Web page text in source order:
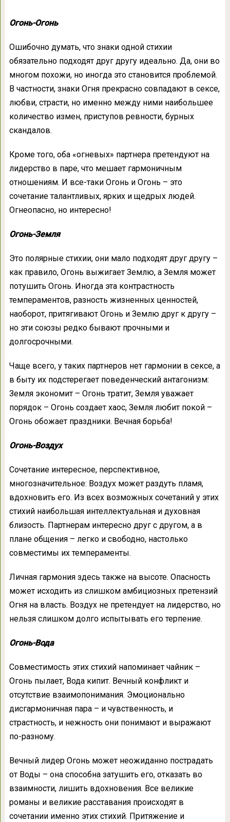
Огонь-Огонь
Ошибочно думать, что знаки одной стихии
обязательно подходят друг другу идеально. Да, они во
многом похожи, но иногда это становится проблемой.
В частности, знаки Огня прекрасно совпадают в сексе,
любви, страсти, но именно между ними наибольшее
количество измен, приступов ревности, бурных
скандалов.
Кроме того, оба «огневых» партнера претендуют на
лидерство в паре, что мешает гармоничным
отношениям. И все-таки Огонь и Огонь – это
сочетание талантливых, ярких и щедрых людей.
Огнеопасно, но интересно!
Огонь-Земля
Это полярные стихии, они мало подходят друг другу –
как правило, Огонь выжигает Землю, а Земля может
потушить Огонь. Иногда эта контрастность
темпераментов, разность жизненных ценностей,
наоборот, притягивают Огонь и Землю друг к другу –
но эти союзы редко бывают прочными и
долгосрочными.
Чаще всего, у таких партнеров нет гармонии в сексе, а
в быту их подстерегает поведенческий антагонизм:
Земля экономит – Огонь тратит, Земля уважает
порядок – Огонь создает хаос, Земля любит покой –
Огонь обожает праздники. Вечная борьба!
Огонь-Воздух
Сочетание интересное, перспективное,
многозначительное: Воздух может раздуть пламя,
вдохновить его. Из всех возможных сочетаний у этих
стихий наибольшая интеллектуальная и духовная
близость. Партнерам интересно друг с другом, а в
плане общения – легко и свободно, настолько
совместимы их темпераменты.
Личная гармония здесь также на высоте. Опасность
может исходить из слишком амбициозных претензий
Огня на власть. Воздух не претендует на лидерство, но
нельзя слишком долго испытывать его терпение.
Огонь-Вода
Совместимость этих стихий напоминает чайник –
Огонь пылает, Вода кипит. Вечный конфликт и
отсутствие взаимопонимания. Эмоционально
дисгармоничная пара – и чувственность, и
страстность, и нежность они понимают и выражают
по-разному.
Вечный лидер Огонь может неожиданно пострадать
от Воды – она способна затушить его, отказать во
взаимности, лишить вдохновения. Все великие
романы и великие расставания происходят в
сочетании именно этих стихий. Притяжение и